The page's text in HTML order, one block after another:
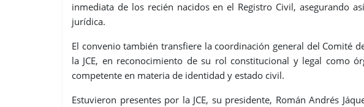
inmediata de los recién nacidos en el Registro Civil, asegurando
jurídica.
El convenio también transfiere la coordinación general del Comité
la JCE, en reconocimiento de su rol constitucional y legal como
competente en materia de identidad y estado civil.
Estuvieron presentes por la JCE, su presidente, Román Andrés